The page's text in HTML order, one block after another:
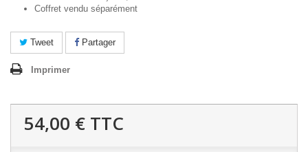
Coffret vendu séparément
Tweet Partager
Imprimer
54,00 € TTC